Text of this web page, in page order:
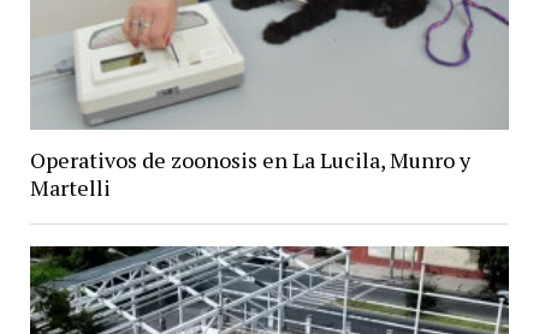
Operativos de zoonosis en La Lucila, Munro y
Martelli